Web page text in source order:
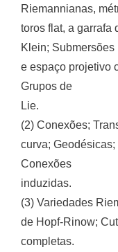
Riemannianas,
toros flat, a garrafa
Klein;
e espaço projetivo
Grupos de
Lie.
(2) Conexões;
curva;
Conexões
induzidas.
(3) Variedades
de Hopf-Rinow;
completas.